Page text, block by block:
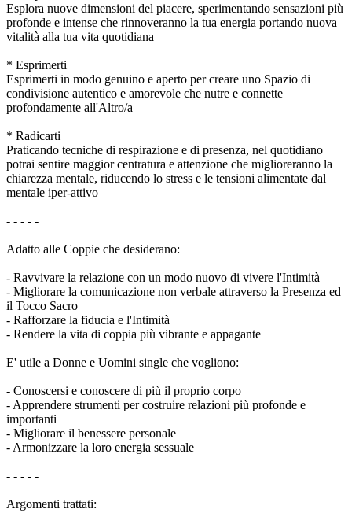
Esplora nuove dimensioni del piacere, sperimentando sensazioni più
profonde e intense che rinnoveranno la tua energia portando nuova
vitalità alla tua vita quotidiana
* Esprimerti
Esprimerti in modo genuino e aperto per creare uno Spazio di
condivisione autentico e amorevole che nutre e connette
profondamente all'Altro/a
* Radicarti
Praticando tecniche di respirazione e di presenza, nel quotidiano
potrai sentire maggior centratura e attenzione che miglioreranno la
chiarezza mentale, riducendo lo stress e le tensioni alimentate dal
mentale iper-attivo
- - - - -
Adatto alle Coppie che desiderano:
- Ravvivare la relazione con un modo nuovo di vivere l'Intimità
- Migliorare la comunicazione non verbale attraverso la Presenza ed
il Tocco Sacro
- Rafforzare la fiducia e l'Intimità
- Rendere la vita di coppia più vibrante e appagante
E' utile a Donne e Uomini single che vogliono:
- Conoscersi e conoscere di più il proprio corpo
- Apprendere strumenti per costruire relazioni più profonde e
importanti
- Migliorare il benessere personale
- Armonizzare la loro energia sessuale
- - - - -
Argomenti trattati: